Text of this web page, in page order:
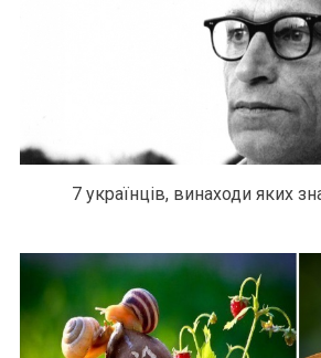
7 українців, винаходи яких